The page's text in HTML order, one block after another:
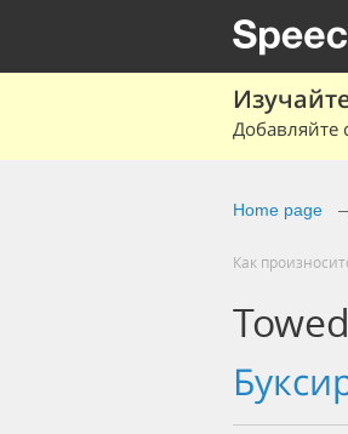
Добавляйте
Home page
Как
Towed